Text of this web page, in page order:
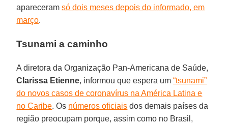
apareceramsó dois meses depois do informado, em
março.
Tsunami a caminho
A diretora da Organização Pan-Americana de Saúde,
Clarissa Etienne, informou que espera um“tsunami”
do novos casos de coronavírus na América Latina e
no Caribe. Os números oficiais dos demais países da
região preocupam porque, assim como no Brasil,